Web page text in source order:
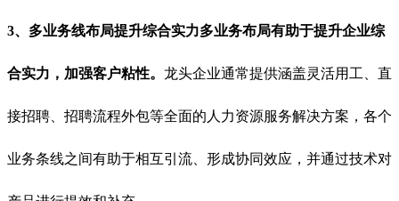
3、多业务线布局提升综合实力多业务布局有助于提升企业综
合实力，加强客户粘性。 龙头企业通常提供涵盖灵活用工、直
接招聘、招聘流程外包等全面的人力资源服务解决方案，各个
业务条线之间有助于相互引流、形成协同效应，并通过技术对